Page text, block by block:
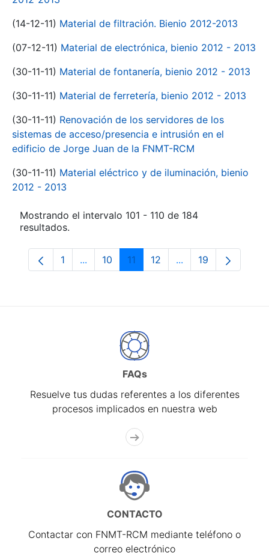
(14-12-11) Material de filtración. Bienio 2012-2013
(07-12-11) Material de electrónica, bienio 2012 - 2013
(30-11-11) Material de fontanería, bienio 2012 - 2013
(30-11-11) Material de ferretería, bienio 2012 - 2013
(30-11-11) Renovación de los servidores de los
sistemas de acceso/presencia e intrusión en el
edificio de Jorge Juan de la FNMT-RCM
(30-11-11) Material eléctrico y de iluminación, bienio
2012 - 2013
Mostrando el intervalo 101 - 110 de 184
resultados.
Página
1 ...Páginas intermedias Use TAB para
Página
10 Página
11 Página
12 ...PáginasPágina
19
FAQs
Resuelve tus dudas referentes a los diferentes
procesos implicados en nuestra web
CONTACTO
Contactar con FNMT-RCM mediante teléfono o
correo electrónico